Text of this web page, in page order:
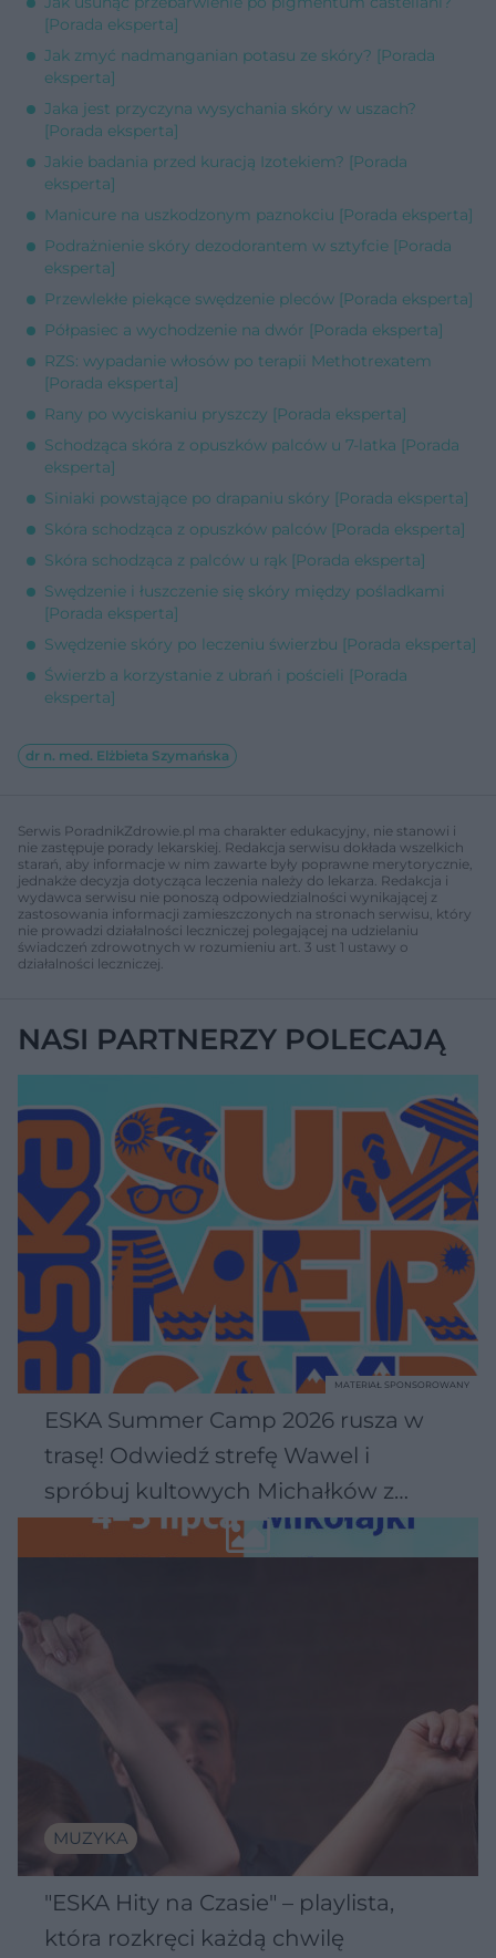
[Porada eksperta]
Jak zmyć nadmanganian potasu ze skóry? [Porada
eksperta]
Jaka jest przyczyna wysychania skóry w uszach?
[Porada eksperta]
Jakie badania przed kuracją Izotekiem? [Porada
eksperta]
Manicure na uszkodzonym paznokciu [Porada eksperta]
Podrażnienie skóry dezodorantem w sztyfcie [Porada
eksperta]
Przewlekłe piekące swędzenie pleców [Porada eksperta]
Półpasiec a wychodzenie na dwór [Porada eksperta]
RZS: wypadanie włosów po terapii Methotrexatem
[Porada eksperta]
Rany po wyciskaniu pryszczy [Porada eksperta]
Schodząca skóra z opuszków palców u 7-latka [Porada
eksperta]
Siniaki powstające po drapaniu skóry [Porada eksperta]
Skóra schodząca z opuszków palców [Porada eksperta]
Skóra schodząca z palców u rąk [Porada eksperta]
Swędzenie i łuszczenie się skóry między pośladkami
[Porada eksperta]
Swędzenie skóry po leczeniu świerzbu [Porada eksperta]
Świerzb a korzystanie z ubrań i pościeli [Porada
eksperta]
dr n. med. Elżbieta Szymańska
Serwis PoradnikZdrowie.pl ma charakter edukacyjny, nie stanowi i
nie zastępuje porady lekarskiej. Redakcja serwisu dokłada wszelkich
starań, aby informacje w nim zawarte były poprawne merytorycznie,
jednakże decyzja dotycząca leczenia należy do lekarza. Redakcja i
wydawca serwisu nie ponoszą odpowiedzialności wynikającej z
zastosowania informacji zamieszczonych na stronach serwisu, który
nie prowadzi działalności leczniczej polegającej na udzielaniu
świadczeń zdrowotnych w rozumieniu art. 3 ust 1 ustawy o
działalności leczniczej.
NASI PARTNERZY POLECAJĄ
ESKA Summer Camp 2026 rusza w
trasę! Odwiedź strefę Wawel i
spróbuj kultowych Michałków z
Wawelu
MATERIAŁ SPONSOROWANY
MUZYKA
"ESKA Hity na Czasie" – playlista,
która rozkręci każdą chwilę